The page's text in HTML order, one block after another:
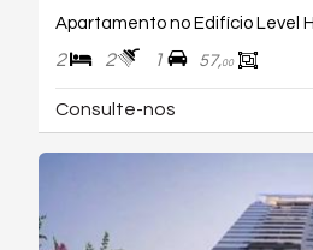
Apartamento no Edifício Level
2 2 1 57,00
Consulte-nos